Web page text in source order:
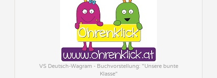
VS Deutsch-Wagram - Buchvorstellung: "Unsere bunte
Klasse"